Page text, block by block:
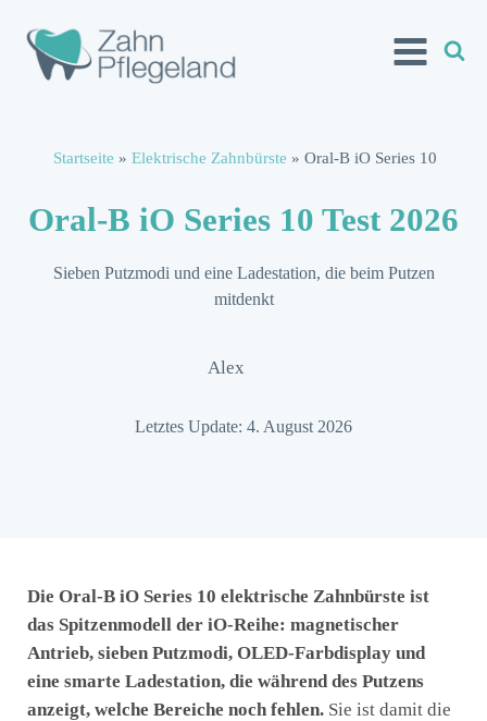
Startseite » Elektrische Zahnbürste » Oral-B iO Series 10
Oral-B iO Series 10 Test 2026
Sieben Putzmodi und eine Ladestation, die beim Putzen
mitdenkt
Alex
Letztes Update: 4. August 2026
Die Oral-B iO Series 10 elektrische Zahnbürste ist
das Spitzenmodell der iO-Reihe: magnetischer
Antrieb, sieben Putzmodi, OLED-Farbdisplay und
eine smarte Ladestation, die während des Putzens
anzeigt, welche Bereiche noch fehlen. Sie ist damit die